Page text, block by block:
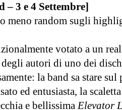
– 3 e 4 Settembre]
meno random sugli
votato a un
autori di uno dei
la band sa stare
ed entusiasta, la
e bellissimaElevator